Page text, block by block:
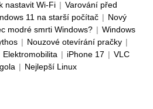
nastavit Wi-Fi | Varování před
11 na starší počítač | Nový
modré smrti Windows? | Windows
| Nouzové otevírání pračky |
Elektromobilita | iPhone 17 | VLC
| Nejlepší Linux